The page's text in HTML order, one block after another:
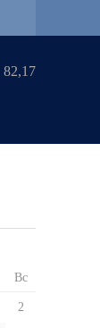
82,17
Вс
2